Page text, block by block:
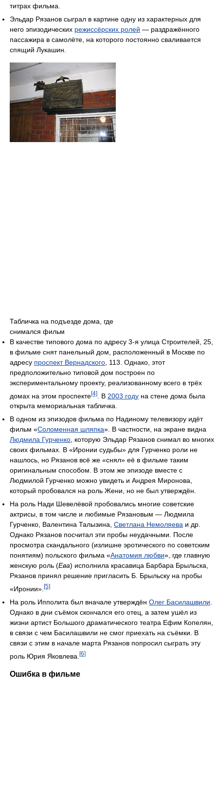
титрах фильма.
Эльдар Рязанов сыграл в картине одну из характерных для
него эпизодических режиссёрских ролей — раздражённого
пассажира в самолёте, на которого постоянно сваливается
спящий Лукашин.
Табличка на подъезде дома, где
снимался фильм
В качестве типового дома по адресу 3-я улица Строителей, 25,
в фильме снят панельный дом, расположенный в Москве по
адресу проспект Вернадского , 113. Однако, этот
предположительно типовой дом построен по
экспериментальному проекту, реализованному всего в трёх
домах на этом проспекте[4] . В 2003 году на стене дома была
открыта мемориальная табличка.
В одном из эпизодов фильма по Надиному телевизору идёт
фильм «Соломенная шляпка». В частности, на экране видна
Людмила Гурченко, которую Эльдар Рязанов снимал во многих
своих фильмах. В «Иронии судьбы» для Гурченко роли не
нашлось, но Рязанов всё же «снял» её в фильме таким
оригинальным способом. В этом же эпизоде вместе с
Людмилой Гурченко можно увидеть и Андрея Миронова,
который пробовался на роль Жени, но не был утверждён.
На роль Нади Шевелёвой пробовались многие советские
актрисы, в том числе и любимые Рязановым — Людмила
Гурченко, Валентина Талызина, Светлана Немоляева и др.
Однако Рязанов посчитал эти пробы неудачными. После
просмотра скандального (излишне эротического по советским
понятиям) польского фильма «Анатомия любви», где главную
женскую роль (Ева) исполнила красавица Барбара Брыльска,
Рязанов принял решение пригласить Б. Брыльску на пробы
«Иронии». [5]
На роль Ипполита был вначале утверждён Олег Басилашвили
Однако в дни съёмок скончался его отец, а затем ушёл из
жизни артист Большого драматического театра Ефим Копелян,
в связи с чем Басилашвили не смог приехать на съёмки. В
связи с этим в начале марта Рязанов попросил сыграть эту
роль Юрия Яковлева. [6]
Ошибка в фильме